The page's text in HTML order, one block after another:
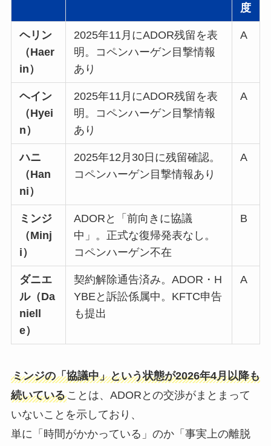
度
ヘリン
（Haer
in）
2025年11月にADOR残留を表
明。コペンハーゲン目撃情報
あり
A
ヘイン
（Hyei
n）
2025年11月にADOR残留を表
明。コペンハーゲン目撃情報
あり
A
ハニ
（Han
ni）
2025年12月30日に残留確認。
コペンハーゲン目撃情報あり
A
ミンジ
（Minj
i）
ADORと「前向きに協議
中」。正式な復帰発表なし。
コペンハーゲン不在
B
ダニエ
ル（Da
niell
e）
契約解除通告済み。ADOR・H
YBEと訴訟係属中。KFTC申告
も提出
A
ミンジの「協議中」という状態が2026年4月以降も
続いていることは、ADORとの交渉がまとまって
いないことを示しており、
単に「時間がかかっている」のか「事実上の離脱